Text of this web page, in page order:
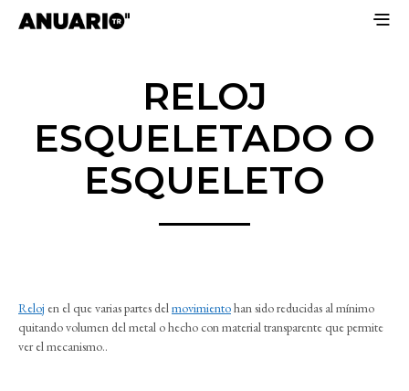
RELOJ
ESQUELETADO O
ESQUELETO
Reloj en el que varias partes delmovimientohan sido reducidas al mínimo
quitando volumen del metal o hecho con material transparente que permite
ver el mecanismo..